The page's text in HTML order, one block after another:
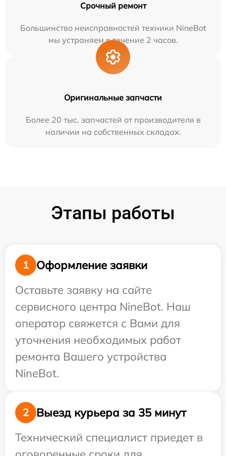
Срочный ремонт
Большинство неисправностей техники NineBot
мы устраняем в течение 2 часов.
Оригинальные запчасти
Более 20 тыс. запчастей от производителя в
наличии на собственных складах.
Этапы работы
1
Оформление заявки
Оставьте заявку на сайте
сервисного центра NineBot. Наш
оператор свяжется с Вами для
уточнения необходимых работ
ремонта Вашего устройства
NineBot.
2
Выезд курьера за 35 минут
Технический специалист приедет в